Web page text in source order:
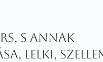
s annak
lelki,